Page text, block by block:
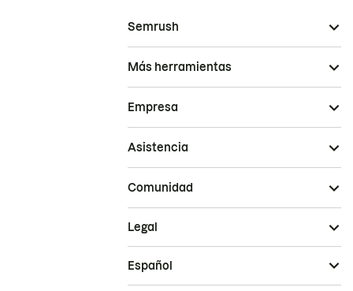
Semrush
Más herramientas
Empresa
Asistencia
Comunidad
Legal
Español